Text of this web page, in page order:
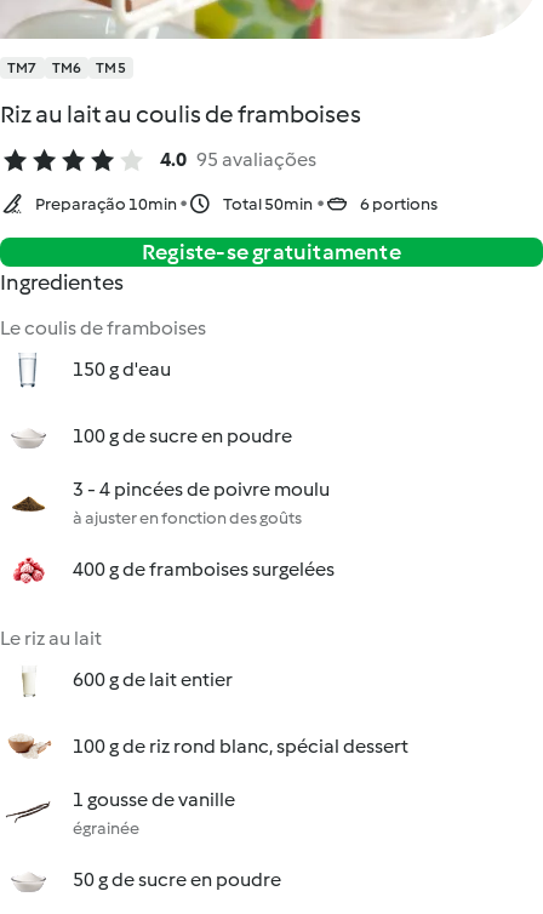
TM7 TM6 TM5
Riz au lait au coulis de framboises
4.0 95 avaliações
Preparação 10min Total 50min 6 portions
Registe-se gratuitamente
Ingredientes
Le coulis de framboises
150 g d'eau
100 g de sucre en poudre
3 - 4 pincées de poivre moulu
à ajuster en fonction des goûts
400 g de framboises surgelées
Le riz au lait
600 g de lait entier
100 g de riz rond blanc, spécial dessert
1 gousse de vanille
égrainée
50 g de sucre en poudre